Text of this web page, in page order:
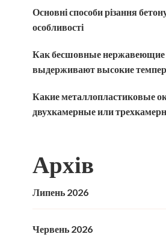
Основні способи різання
особливості
Как бесшовные
выдерживают высокие
Какие металлопластиковые
двухкамерные или
Архів
Липень 2026
Червень 2026